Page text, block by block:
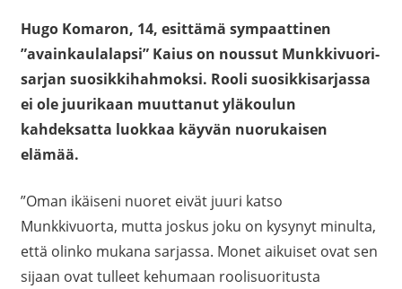
Hugo Komaron, 14, esittämä sympaattinen
”avainkaulalapsi” Kaius on noussut Munkkivuori-
sarjan suosikkihahmoksi. Rooli suosikkisarjassa
ei ole juurikaan muuttanut yläkoulun
kahdeksatta luokkaa käyvän nuorukaisen
elämää.
”Oman ikäiseni nuoret eivät juuri katso
Munkkivuorta, mutta joskus joku on kysynyt minulta,
että olinko mukana sarjassa. Monet aikuiset ovat sen
sijaan ovat tulleet kehumaan roolisuoritusta